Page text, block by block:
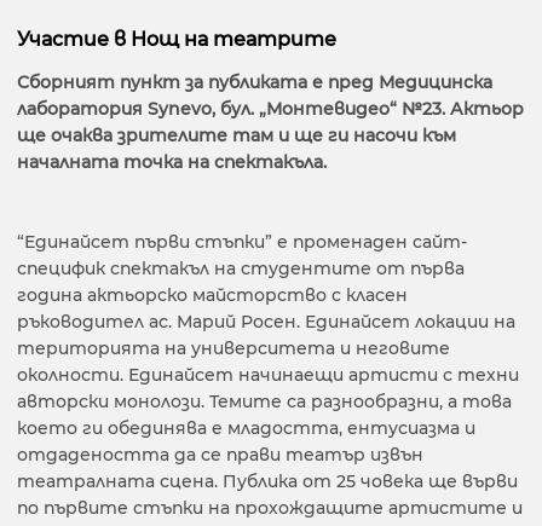
Участие в Нощ на театрите
Сборният пункт за публиката е пред Медицинска
лаборатория Synevo, бул. „Монтевидео“ №23. Актьор
ще очаква зрителите там и ще ги насочи към
началната точка на спектакъла.
“Единайсет първи стъпки” е променаден сайт-
специфик спектакъл на студентите от първа
година актьорско майсторство с класен
ръководител ас. Марий Росен. Единайсет локации на
територията на университета и неговите
околности. Единайсет начинаещи артисти с техни
авторски монолози. Темите са разнообразни, а това
което ги обединява е младостта, ентусиазма и
отдадеността да се прави театър извън
театралната сцена. Публика от 25 човека ще върви
по първите стъпки на прохождащите артистите и